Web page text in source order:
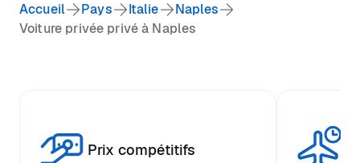
Accueil Pays Italie
Naples
Voiture privée privé à Naples
Prix compétitifs